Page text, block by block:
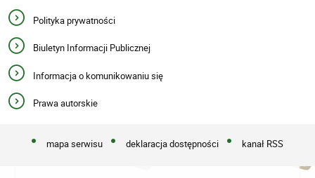
Polityka prywatności
Biuletyn Informacji Publicznej
Informacja o komunikowaniu się
Prawa autorskie
mapa serwisu deklaracja dostępności kanał RSS